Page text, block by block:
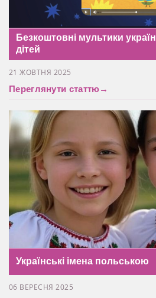
Безкоштовні мультики
дітей
21 ЖОВТНЯ 2025
Переглянути статтю→
Українські імена польською
06 ВЕРЕСНЯ 2025